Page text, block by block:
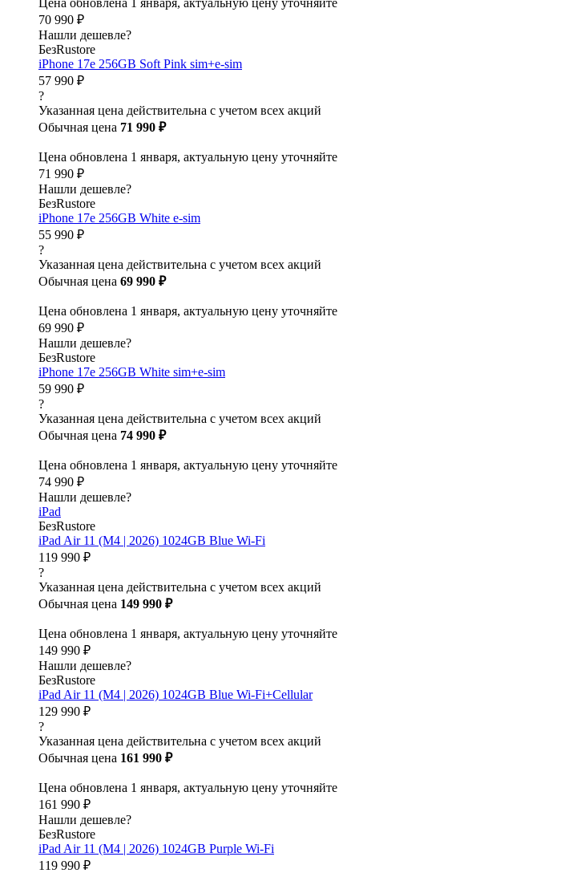
Цена обновлена 1 января, актуальную цену уточняйте
70 990 ₽
Нашли дешевле?
БезRustore
iPhone 17e 256GB Soft Pink sim+e-sim
57 990 ₽
?
Указанная цена действительна с учетом всех акций
Обычная цена 71 990 ₽
Цена обновлена 1 января, актуальную цену уточняйте
71 990 ₽
Нашли дешевле?
БезRustore
iPhone 17e 256GB White e-sim
55 990 ₽
?
Указанная цена действительна с учетом всех акций
Обычная цена 69 990 ₽
Цена обновлена 1 января, актуальную цену уточняйте
69 990 ₽
Нашли дешевле?
БезRustore
iPhone 17e 256GB White sim+e-sim
59 990 ₽
?
Указанная цена действительна с учетом всех акций
Обычная цена 74 990 ₽
Цена обновлена 1 января, актуальную цену уточняйте
74 990 ₽
Нашли дешевле?
iPad
БезRustore
iPad Air 11 (M4 | 2026) 1024GB Blue Wi-Fi
119 990 ₽
?
Указанная цена действительна с учетом всех акций
Обычная цена 149 990 ₽
Цена обновлена 1 января, актуальную цену уточняйте
149 990 ₽
Нашли дешевле?
БезRustore
iPad Air 11 (M4 | 2026) 1024GB Blue Wi-Fi+Cellular
129 990 ₽
?
Указанная цена действительна с учетом всех акций
Обычная цена 161 990 ₽
Цена обновлена 1 января, актуальную цену уточняйте
161 990 ₽
Нашли дешевле?
БезRustore
iPad Air 11 (M4 | 2026) 1024GB Purple Wi-Fi
119 990 ₽